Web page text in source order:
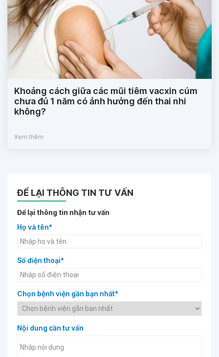
Khoảng cách giữa các mũi tiêm vacxin cúm
chưa đủ 1 năm có ảnh hưởng đến thai nhi
không?
Xem thêm
ĐỂ LẠI THÔNG TIN TƯ VẤN
Để lại thông tin nhận tư vấn
Họ và tên*
Số điện thoại*
Chọn bệnh viện gần bạn nhất*
Nội dung cần tư vấn